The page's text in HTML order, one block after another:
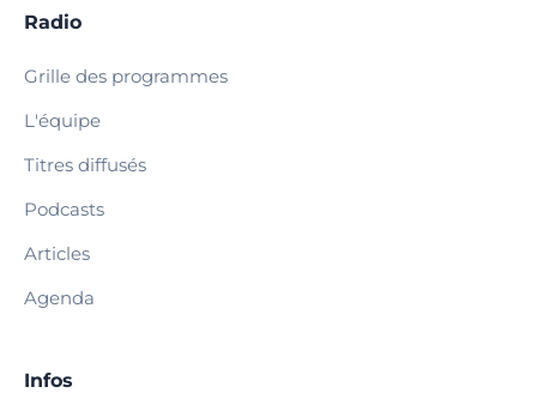
Radio
Grille des programmes
L'équipe
Titres diffusés
Podcasts
Articles
Agenda
Infos